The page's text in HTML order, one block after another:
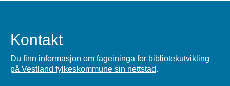
Kontakt
Du finn informasjon om fageininga for bibliotekutvikling
på Vestland fylkeskommune sin nettstad.